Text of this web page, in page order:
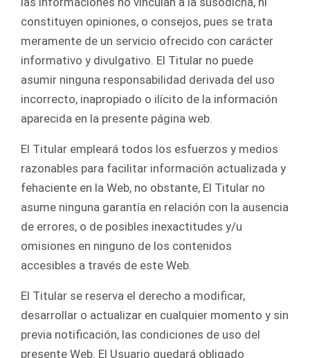
constituyen opiniones, o consejos, pues se trata
meramente de un servicio ofrecido con carácter
informativo y divulgativo. El Titular no puede
asumir ninguna responsabilidad derivada del uso
incorrecto, inapropiado o ilícito de la información
aparecida en la presente página web.
El Titular empleará todos los esfuerzos y medios
razonables para facilitar información actualizada y
fehaciente en la Web, no obstante, El Titular no
asume ninguna garantía en relación con la ausencia
de errores, o de posibles inexactitudes y/u
omisiones en ninguno de los contenidos
accesibles a través de este Web.
El Titular se reserva el derecho a modificar,
desarrollar o actualizar en cualquier momento y sin
previa notificación, las condiciones de uso del
presente Web. El Usuario quedará obligado